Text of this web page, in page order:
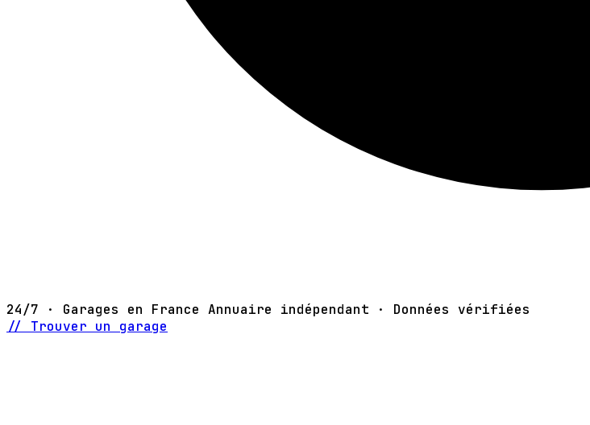
24/7 · Garages en France Annuaire indépendant · Données vérifiées
// Trouver un garage